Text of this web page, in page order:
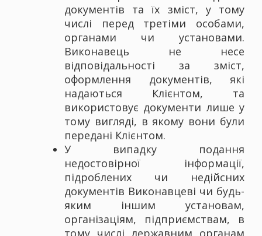
документів та їх зміст, у тому
числі перед третіми особами,
органами чи установами.
Виконавець не несе
відповідальності за зміст,
оформлення документів, які
надаються Клієнтом, та
використовує документи лише у
тому вигляді, в якому вони були
передані Клієнтом.
У випадку подання
недостовірної інформації,
підроблених чи недійсних
документів Виконавцеві чи будь-
яким іншим установам,
організаціям, підприємствам, в
тому числі державним органам